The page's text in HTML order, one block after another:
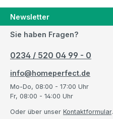
Newsletter
Sie haben Fragen?
0234 / 520 04 99 - 0
info@homeperfect.de
Mo-Do, 08:00 - 17:00 Uhr
Fr, 08:00 - 14:00 Uhr
Oder über unser Kontaktformular.